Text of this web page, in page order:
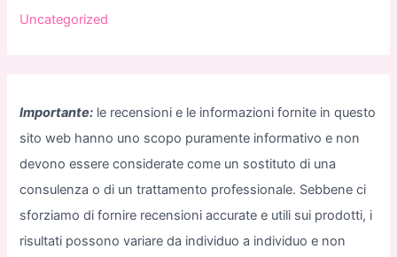
Uncategorized
Importante: le recensioni e le informazioni fornite in questo
sito web hanno uno scopo puramente informativo e non
devono essere considerate come un sostituto di una
consulenza o di un trattamento professionale. Sebbene ci
sforziamo di fornire recensioni accurate e utili sui prodotti, i
risultati possono variare da individuo a individuo e non